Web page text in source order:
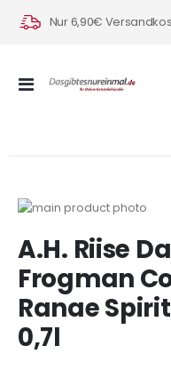
Nur 6,90€
Navigation
Zum
der
Bildergalerie
springen
Anfang
der
Bildergalerie
springen
A.H. Riise
Frogman
Ranae
0,7l